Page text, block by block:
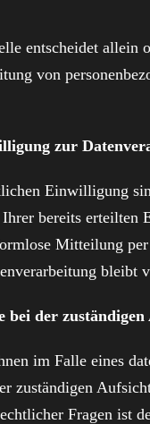
entscheidet allein
von
zur
Einwilligung
bereits erteilten
Mitteilung
bleibt
bei der
im Falle eines
zuständigen
Fragen ist